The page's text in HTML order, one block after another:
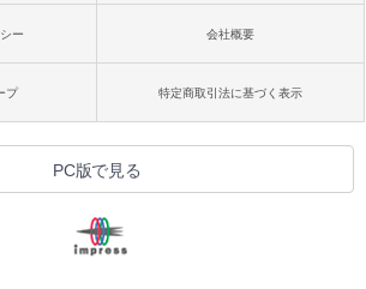
ー 会社概要
プ 特定商取引法に基づく表示
PC版で見る